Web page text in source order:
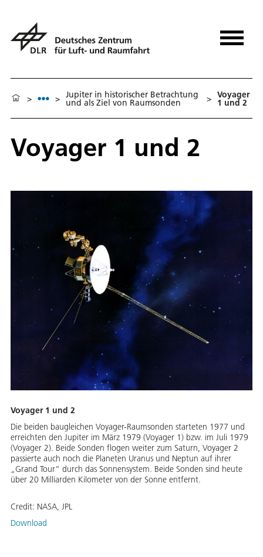
> > Ju­pi­ter in his­to­ri­scher Be­trach­tung
und als Ziel von Raum­son­den > Voya­ger
1 und 2
Voya­ger 1 und 2
Voya­ger 1 und 2
Die beiden baugleichen Voyager-Raumsonden starteten 1977 und
erreichten den Jupiter im März 1979 (Voyager 1) bzw. im Juli 1979
(Voyager 2). Beide Sonden flogen weiter zum Saturn, Voyager 2
passierte auch noch die Planeten Uranus und Neptun auf ihrer
„Grand Tour“ durch das Sonnensystem. Beide Sonden sind heute
über 20 Milliarden Kilometer von der Sonne entfernt.
Credit: NASA, JPL
Download